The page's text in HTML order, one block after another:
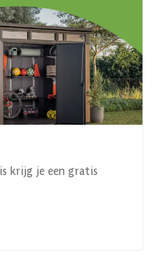
krijg je een gratis